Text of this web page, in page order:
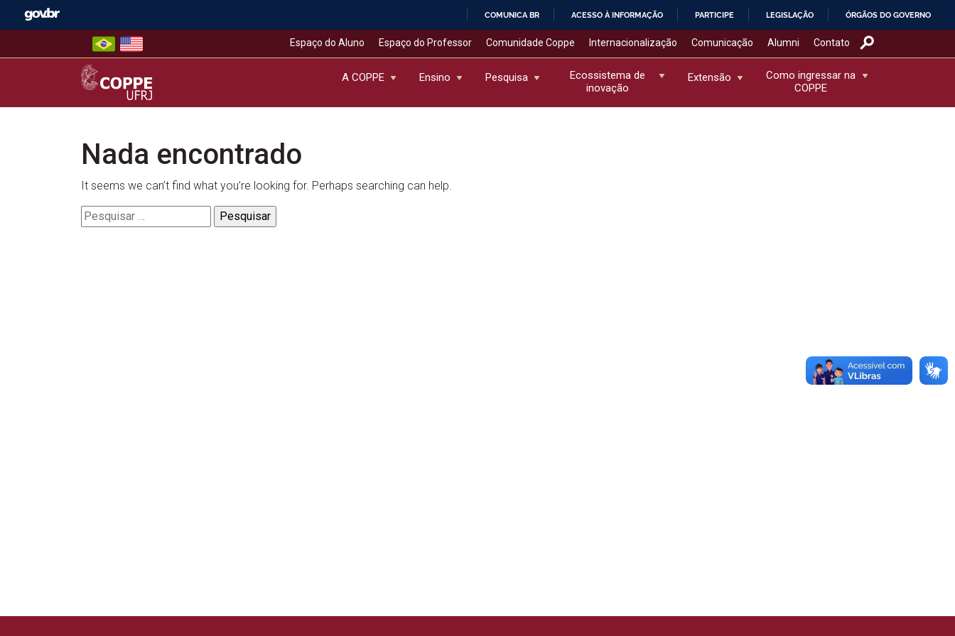
COMUNICA BR ACESSO À INFORMAÇÃO PARTICIPE LEGISLAÇÃO ÓRGÃOS DO GOVERNO
Espaço do Aluno Espaço do Professor Comunidade Coppe Internacionalização Comunicação Alumni Contato
COPPE – UFRJ
A COPPE Ensino Pesquisa
Ecossistema de
inovação
Extensão
Como ingressar na
COPPE
Nada encontrado
It seems we can’t find what you’re looking for. Perhaps searching can help.
Pesquisar
por: